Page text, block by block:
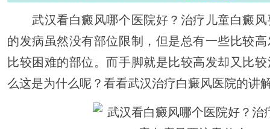
武汉看白癜风哪个医院好？治疗儿童白癜风
的发病虽然没有部位限制，但是总有一些比较
比较困难的部位。而手脚就是比较高发却又比
么这是为什么呢？看看武汉治疗白癜风医院的讲